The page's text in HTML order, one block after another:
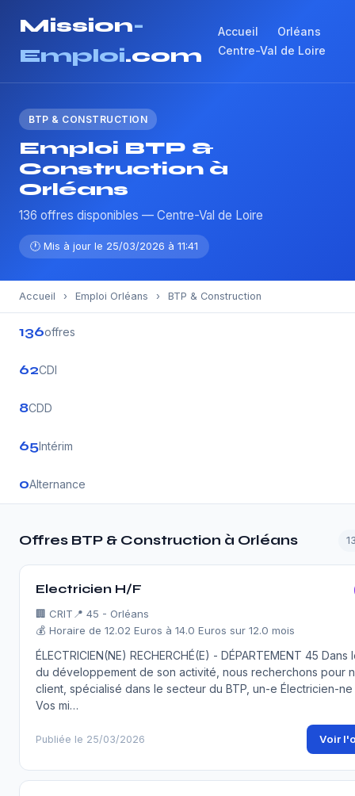
Mission-
Emploi.com
Accueil
Orléans
Centre-Val de Loire
BTP & CONSTRUCTION
Emploi BTP &
Construction à
Orléans
136 offres disponibles — Centre-Val de Loire
🕐 Mis à jour le 25/03/2026 à 11:41
Accueil › Emploi Orléans › BTP & Construction
136offres
62CDI
8CDD
65Intérim
0Alternance
Offres BTP & Construction à Orléans
Electricien H/F
🏢 CRIT 📍 45 - Orléans
💰 Horaire de 12.02 Euros à 14.0 Euros sur 12.0 mois
ÉLECTRICIEN(NE) RECHERCHÉ(E) - DÉPARTEMENT 45
du développement de son activité, nous recherchons pour
client, spécialisé dans le secteur du BTP, un-e Électricien-ne
Vos mi…
Publiée le 25/03/2026 Voir